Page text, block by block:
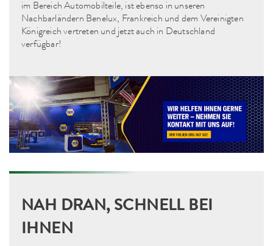
im Bereich Automobilteile, ist ebenso in unseren
Nachbarländern Benelux, Frankreich und dem Vereinigten
Königreich vertreten und jetzt auch in Deutschland
verfügbar!
NAH DRAN, SCHNELL BEI
IHNEN